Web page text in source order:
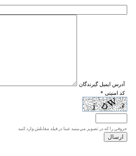
* آدرس ايميل گيرندگان
* کد امنیتی
حروفي را كه در تصوير مي‌بينيد عينا در فيلد مقابلش وارد كنيد